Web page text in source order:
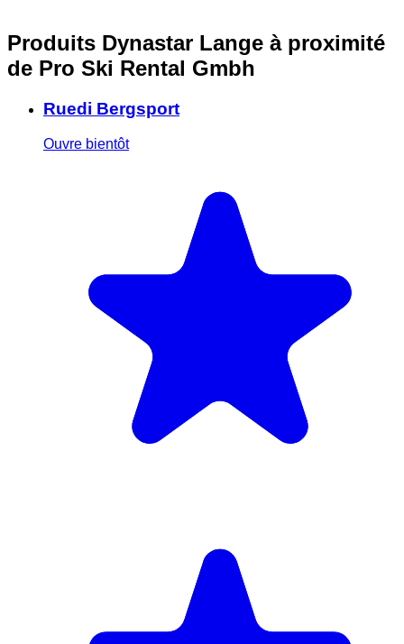
Produits Dynastar Lange à proximité
de Pro Ski Rental Gmbh
Ruedi Bergsport
Ouvre bientôt